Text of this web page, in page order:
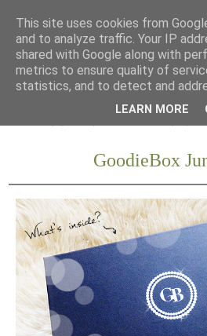
GoodieBox
This site uses cookies from
and to analyze traffic. Your IP
shared with Google along with
metrics to ensure quality of
statistics, and to detect and
LEARN MORE